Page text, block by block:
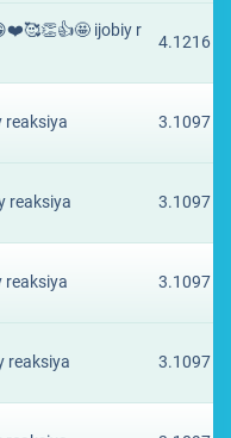
ijobiy r
4.1216 ₽
3.1097 ₽
reaksiya 3.1097 ₽
3.1097 ₽
reaksiya 3.1097 ₽